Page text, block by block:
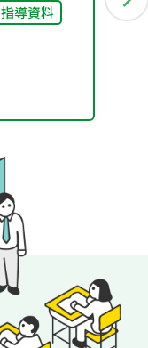
指導資料